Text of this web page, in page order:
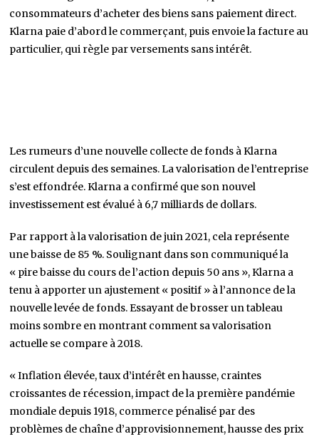
consommateurs d’acheter des biens sans paiement direct.
Klarna paie d’abord le commerçant, puis envoie la facture au
particulier, qui règle par versements sans intérêt.
Les rumeurs d’une nouvelle collecte de fonds à Klarna
circulent depuis des semaines. La valorisation de l’entreprise
s’est effondrée. Klarna a confirmé que son nouvel
investissement est évalué à 6,7 milliards de dollars.
Par rapport à la valorisation de juin 2021, cela représente
une baisse de 85 %. Soulignant dans son communiqué la
« pire baisse du cours de l’action depuis 50 ans », Klarna a
tenu à apporter un ajustement « positif » à l’annonce de la
nouvelle levée de fonds. Essayant de brosser un tableau
moins sombre en montrant comment sa valorisation
actuelle se compare à 2018.
« Inflation élevée, taux d’intérêt en hausse, craintes
croissantes de récession, impact de la première pandémie
mondiale depuis 1918, commerce pénalisé par des
problèmes de chaîne d’approvisionnement, hausse des prix